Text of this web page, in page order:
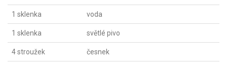
1 sklenka voda
1 sklenka světlé pivo
4 stroužek česnek